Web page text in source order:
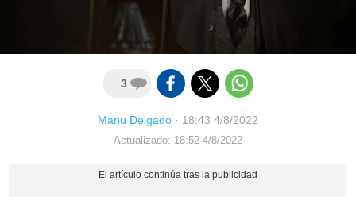
3
Manu Delgado · 18:43 4/8/2022
Actualizado: 18:52 4/8/2022